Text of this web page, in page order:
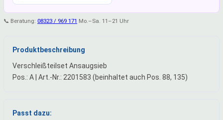
📞 Beratung: 08323 / 969 171 Mo.–Sa. 11–21 Uhr
Produktbeschreibung
Verschleißteilset Ansaugsieb
Pos.: A | Art.-Nr.: 2201583 (beinhaltet auch Pos. 88, 135)
Passt dazu: